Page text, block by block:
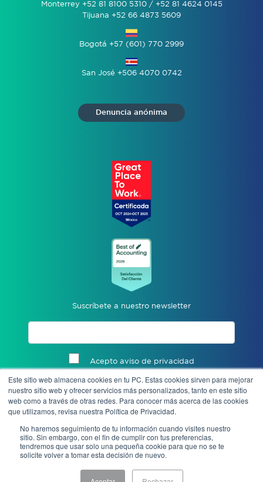
Este sitio web almacena cookies en tu PC. Estas cookies sirven para mejorar
nuestro sitio web y ofrecer servicios más personalizados, tanto en este sitio
web como a través de otras redes. Para conocer más acerca de las cookies
que utilizamos, revisa nuestra Política de Privacidad.
No haremos seguimiento de tu información cuando visites nuestro
sitio. Sin embargo, con el fin de cumplir con tus preferencias,
tendremos que usar solo una pequeña cookie para que no se te
solicite volver a tomar esta decisión de nuevo.
Monterrey +52 81 8100 5310 / +52 81 4624 0145
Tijuana +52 66 4873 5609
Bogotá +57 (601) 770 2999
San José +506 4070 0742
Denuncia anónima
Suscríbete a nuestro newsletter
Acepto aviso de privacidad
Enviar